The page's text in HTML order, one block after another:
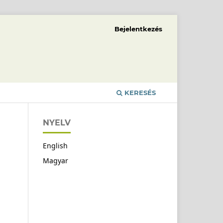
KERESÉS
Bejelentkezés
NYELV
English
Magyar